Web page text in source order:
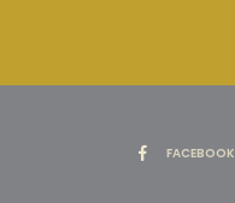
FACEBOOK